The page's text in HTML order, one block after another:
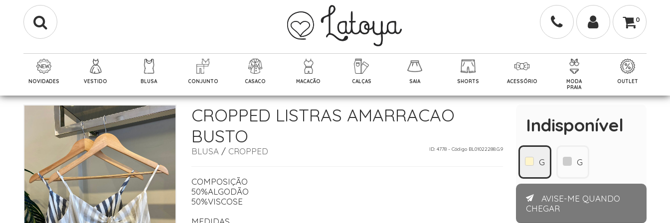
0
NOVIDADES VESTIDO BLUSA CONJUNTO CASACO MACACÃO CALÇAS SAIA SHORTS ACESSÓRIO
MODA
PRAIA
OUTLET
CROPPED LISTRAS AMARRACAO
BUSTO
BLUSA / CROPPED ID: 4778 - Código BL01022288.G.9
COMPOSIÇÃO
50%ALGODÃO
50%VISCOSE
Indisponível
G G
AVISE-ME QUANDO
CHEGAR